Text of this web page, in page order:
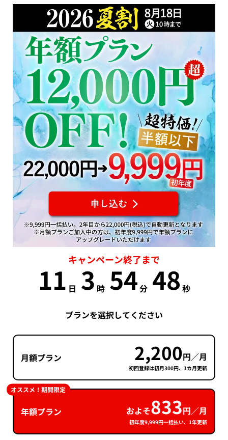
キャンペーン終了まで
11 日 3 時 54分 47 秒
プランを選択してください
月額プラン 2,200円／月
初回登録は初月300円、1カ月更新
年額プラン およそ833円／月
初年度9,999円一括払い、1年更新
オススメ！期間限定